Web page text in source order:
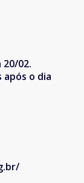
20/02.
após o dia